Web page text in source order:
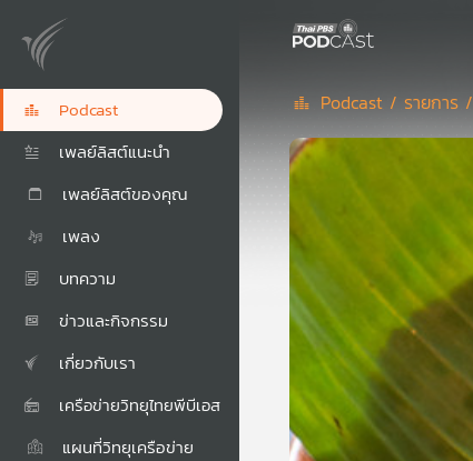
Podcast
เพลย์ลิสต์แนะนำ
เพลย์ลิสต์ของคุณ
เพลง
บทความ
ข่าวและกิจกรรม
เกี่ยวกับเรา
เครือข่ายวิทยุไทยพีบีเอส
แผนที่วิทยุเครือข่าย
Podcast / รายการ /